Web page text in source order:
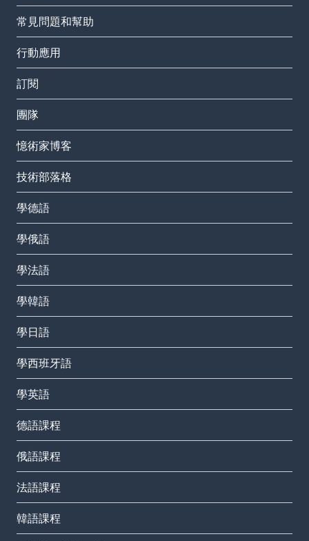
常見問題和幫助
行動應用
訂閱
團隊
憶術家博客
技術部落格
學德語
學俄語
學法語
學韓語
學日語
學西班牙語
學英語
德語課程
俄語課程
法語課程
韓語課程